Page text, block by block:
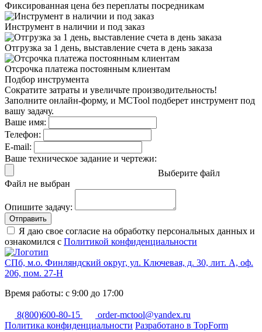
Фиксированная цена без переплаты посредникам
Инструмент в наличии и под заказ
Отгрузка за 1 день, выставление счета в день заказа
Отсрочка платежа постоянным клиентам
Подбор инструмента
Сократите затраты и увеличьте производительность!
Заполните онлайн-форму, и MCTool подберет инструмент под
вашу задачу.
Ваше имя:
Телефон:
E-mail:
Ваше техническое задание и чертежи:
Выберите файл
Файл не выбран
Опишите задачу:
Отправить
Я даю свое согласие на обработку персональных данных и
ознакомился с Политикой конфиденциальности
СПб, м.о. Финляндский округ, ул. Ключевая, д. 30, лит. А, оф.
206, пом. 27-Н
Время работы: с 9:00 до 17:00
8(800)600-80-15
order-mctool@yandex.ru
Политика конфиденциальности Разработано в TopForm